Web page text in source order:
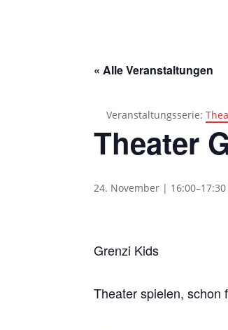
« Alle Veranstaltungen
Veranstaltungsserie:
Theater
24. November | 16:00–17:30
Grenzi Kids
Theater spielen, schon